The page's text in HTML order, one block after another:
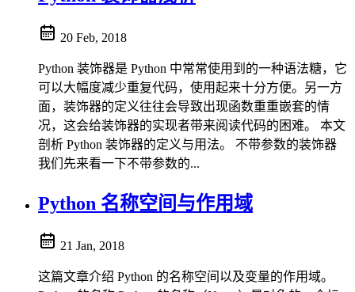
20 Feb, 2018
Python 装饰器是 Python 中常常使用到的一种语法糖，它
可以大幅度减少重复代码，使用起来十分方便。另一方
面，装饰器的定义往往会导致出现函数重重嵌套的情
况，这会给装饰器的实现者带来阅读代码的困难。 本文
剖析 Python 装饰器的定义与用法。 不带参数的装饰器
我们先来看一下不带参数的...
Python 名称空间与作用域
21 Jan, 2018
这篇文章介绍 Python 的名称空间以及变量的作用域。